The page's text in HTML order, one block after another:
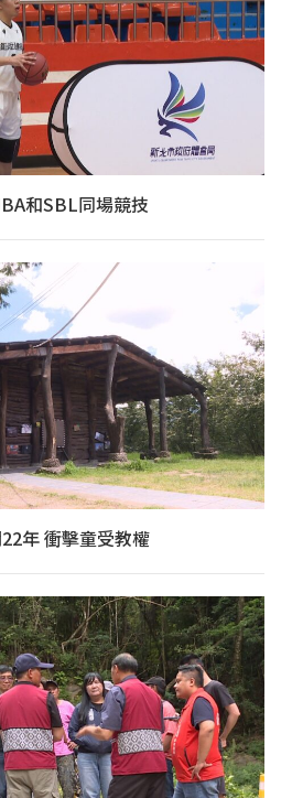
和SBL同場競技
年 衝擊童受教權